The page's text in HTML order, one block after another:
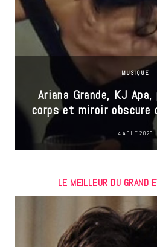
MUSIQUE
Ariana Grande, KJ
corps et miroir obscure
4 AOÛT 2026
LE MEILLEUR DU GRAND